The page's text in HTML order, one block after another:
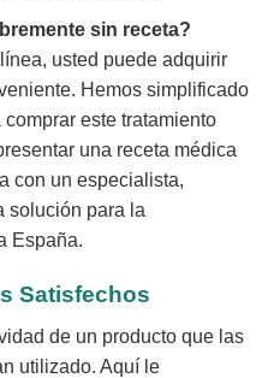
sin receta?
usted puede adquirir
Hemos simplificado
este tratamiento
una receta médica
con un especialista,
solución para la
España.
Satisfechos
de un producto que las
utilizado. Aquí le